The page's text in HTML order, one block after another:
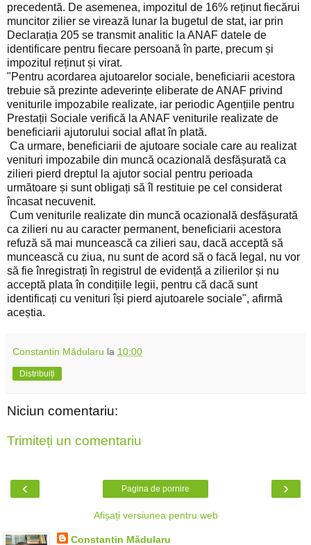
precedentă. De asemenea, impozitul de 16% reținut fiecărui
muncitor zilier se virează lunar la bugetul de stat, iar prin
Declarația 205 se transmit analitic la ANAF datele de
identificare pentru fiecare persoană în parte, precum și
impozitul reținut și virat.
"Pentru acordarea ajutoarelor sociale, beneficiarii acestora
trebuie să prezinte adeverințe eliberate de ANAF privind
veniturile impozabile realizate, iar periodic Agențiile pentru
Prestații Sociale verifică la ANAF veniturile realizate de
beneficiarii ajutorului social aflat în plată.
Ca urmare, beneficiarii de ajutoare sociale care au realizat
venituri impozabile din muncă ocazională desfășurată ca
zilieri pierd dreptul la ajutor social pentru perioada
următoare și sunt obligați să îl restituie pe cel considerat
încasat necuvenit.
Cum veniturile realizate din muncă ocazională desfășurată
ca zilieri nu au caracter permanent, beneficiarii acestora
refuză să mai muncească ca zilieri sau, dacă acceptă să
muncească cu ziua, nu sunt de acord să o facă legal, nu vor
să fie înregistrați în registrul de evidență a zilierilor și nu
acceptă plata în condițiile legii, pentru că dacă sunt
identificați cu venituri își pierd ajutoarele sociale", afirmă
aceștia.
Constantin Mădularu la 10:00
Distribuiți
Niciun comentariu:
Trimiteți un comentariu
‹ ›
Pagina de pornire
Afișați versiunea pentru web
Constantin Mădularu